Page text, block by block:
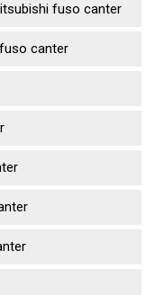
fuso canter
canter